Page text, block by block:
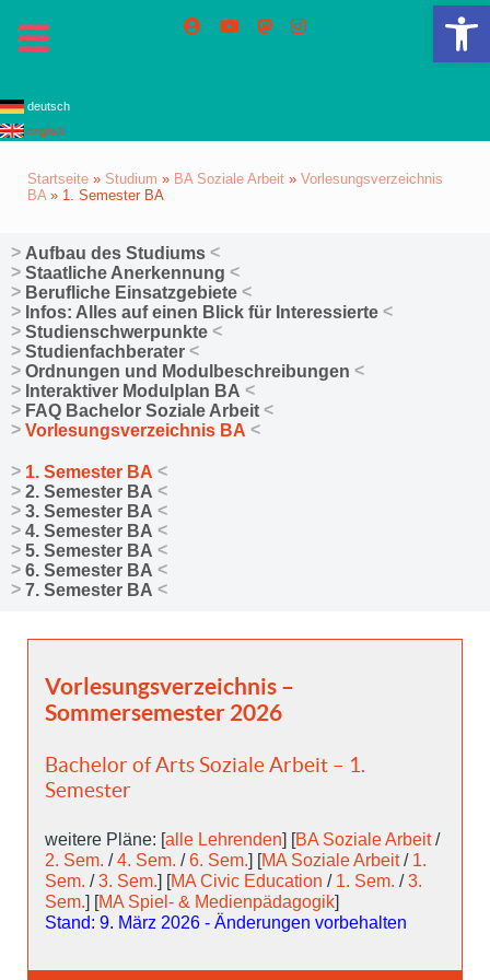
deutsch
english
Startseite » Studium » BA Soziale Arbeit » Vorlesungsverzeichnis
BA» 1. Semester BA
Aufbau des Studiums
Staatliche Anerkennung
Berufliche Einsatzgebiete
Infos: Alles auf einen Blick für Interessierte
Studienschwerpunkte
Studienfachberater
Ordnungen und Modulbeschreibungen
Interaktiver Modulplan BA
FAQ Bachelor Soziale Arbeit
Vorlesungsverzeichnis BA
1. Semester BA
2. Semester BA
3. Semester BA
4. Semester BA
5. Semester BA
6. Semester BA
7. Semester BA
Vorlesungsverzeichnis –
Sommersemester 2026
Bachelor of Arts Soziale Arbeit – 1.
Semester
weitere Pläne: [alle Lehrenden] [BA Soziale Arbeit/
2. Sem. /4. Sem. /6. Sem.] [MA Soziale Arbeit/ 1.
Sem. /3. Sem.] [MA Civic Education / 1. Sem. /3.
Sem.] [MA Spiel- & Medienpädagogik]
Stand: 9. März 2026 - Änderungen vorbehalten